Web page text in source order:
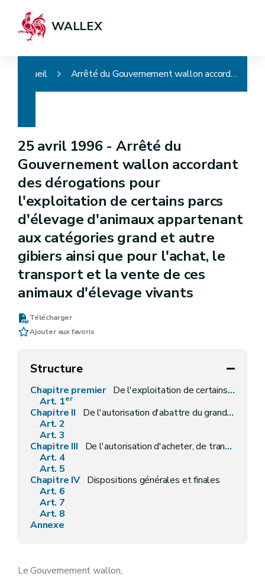
WALLEX
Accueil Arrêté du Gouvernement wallon accordant des dérogations pour l'exploitation de certains parcs d'élevage d'animaux appartenant aux catégories grand et autre gibiers ainsi que pour l'achat, le transport et la vente de ces animaux d'élevage vivants
25 avril 1996 -Arrêté du
Gouvernement wallon accordant
des dérogations pour
l'exploitation de certains parcs
d'élevage d'animaux appartenant
aux catégories grand et autre
gibiers ainsi que pour l'achat, le
transport et la vente de ces
animaux d'élevage vivants
Télécharger
Ajouter aux favoris
Structure
Chapitre premier De l'exploitation de certains parcs d'élevage de gibier
Art. 1er
Chapitre II
De l'autorisation d'abattre du grand gibier d'élevage
Art. 2
Art. 3
Chapitre III
De l'autorisation d'acheter, de transporter et de vendre des animaux vivants appartenant aux catégories grand et autre gibiers
Art. 4
Art. 5
Chapitre IV Dispositions générales et finales
Art. 6
Art. 7
Art. 8
Annexe
Le Gouvernement wallon,